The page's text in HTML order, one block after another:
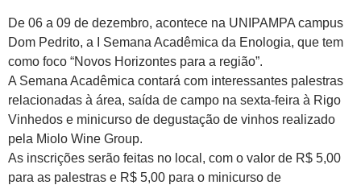
De 06 a 09 de dezembro, acontece na UNIPAMPA campus
Dom Pedrito, a I Semana Acadêmica da Enologia, que tem
como foco “Novos Horizontes para a região”.
A Semana Acadêmica contará com interessantes palestras
relacionadas à área, saída de campo na sexta-feira à Rigo
Vinhedos e minicurso de degustação de vinhos realizado
pela Miolo Wine Group.
As inscrições serão feitas no local, com o valor de R$ 5,00
para as palestras e R$ 5,00 para o minicurso de